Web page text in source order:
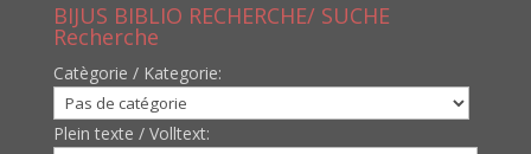
BIJUS BIBLIO RECHERCHE/ SUCHE
Recherche
Catègorie / Kategorie:
Plein texte / Volltext: